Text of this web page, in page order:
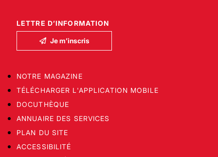
LETTRE D’INFORMATION
Je m’inscris
NOTRE MAGAZINE
TÉLÉCHARGER L'APPLICATION MOBILE
DOCUTHÈQUE
ANNUAIRE DES SERVICES
PLAN DU SITE
ACCESSIBILITÉ